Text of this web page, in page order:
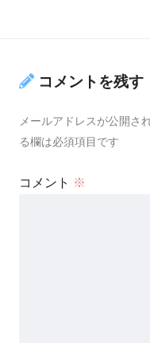
コメントを残す
メールアドレスが公開さ
る欄は必須項目です
コメント ※